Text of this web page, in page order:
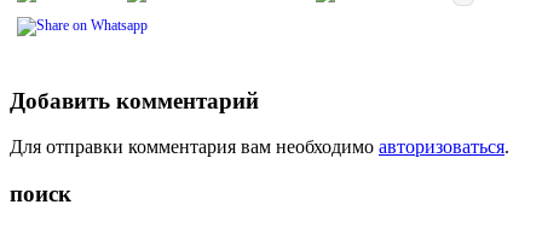
Добавить комментарий
Для отправки комментария вам необходимо авторизоваться.
поиск